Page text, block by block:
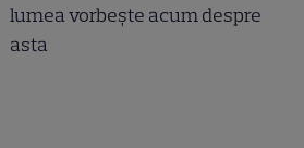
lumea vorbește acum despre
asta